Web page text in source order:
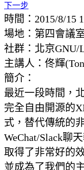
下一步
時間：2015/8/15
場地：第四會議
社群：北京GNU/
主講人：佟輝
簡介：
最近一段時間，
完全自由開源的
式，替代傳統的
WeChat/Slack聊
取得了非常好的
並成為了我們的